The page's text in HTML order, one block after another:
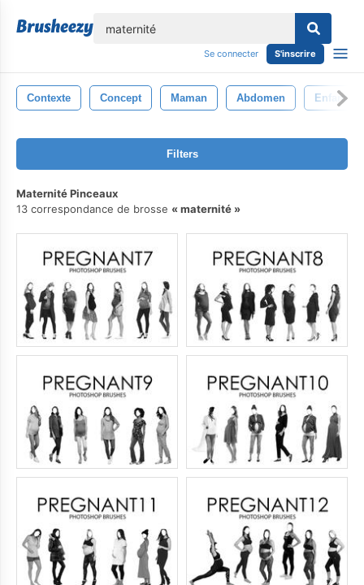
Se connecter S'inscrire
Contexte Concept Maman Abdomen Enfant
Filters
Maternité Pinceaux
13 correspondance de brosse
maternité